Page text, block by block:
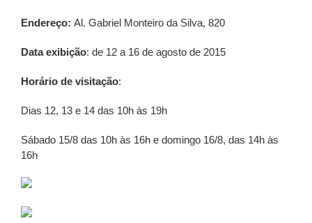
Endereço: Al. Gabriel Monteiro da Silva, 820
Data exibição: de 12 a 16 de agosto de 2015
Horário de visitação:
Dias 12, 13 e 14 das 10h às 19h
Sábado 15/8 das 10h às 16h e domingo 16/8, das 14h às
16h